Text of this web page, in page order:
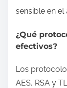
sensible en
¿Qué
efectivos?
Los
AES, RSA y